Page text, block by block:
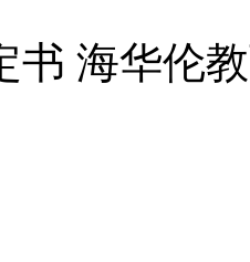
书 海华伦